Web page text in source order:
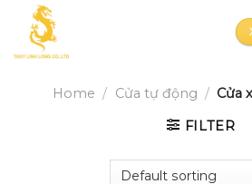
content
Home / Cửa tự động / Cửa
FILTER